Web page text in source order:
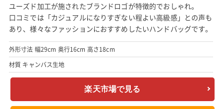
ユーズド加工が施されたブランドロゴが特徴的でおしゃれ。
口コミでは「カジュアルになりすぎない程よい高級感」との声も
あり、様々なファッションにおすすめしたいハンドバッグです。
外形寸法 幅29cm 奥行16cm 高さ18cm
材質 キャンバス生地
楽天市場で見る